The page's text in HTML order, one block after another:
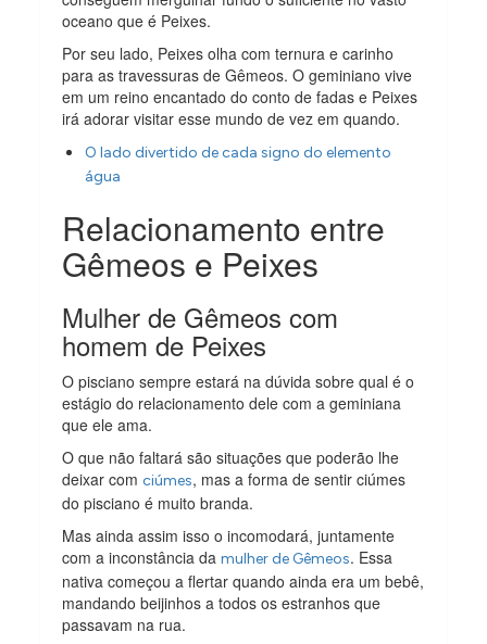
oceano que é Peixes.
Por seu lado, Peixes olha com ternura e carinho
para as travessuras de Gêmeos. O geminiano vive
em um reino encantado do conto de fadas e Peixes
irá adorar visitar esse mundo de vez em quando.
O lado divertido de cada signo do elemento
água
Relacionamento entre
Gêmeos e Peixes
Mulher de Gêmeos com
homem de Peixes
O pisciano sempre estará na dúvida sobre qual é o
estágio do relacionamento dele com a geminiana
que ele ama.
O que não faltará são situações que poderão lhe
deixar comciúmes, mas a forma de sentir ciúmes
do pisciano é muito branda.
Mas ainda assim isso o incomodará, juntamente
com a inconstância damulher de Gêmeos. Essa
nativa começou a flertar quando ainda era um bebê,
mandando beijinhos a todos os estranhos que
passavam na rua.